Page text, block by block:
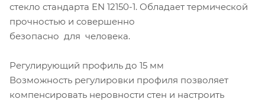
стекло стандарта EN 12150-1. Обладает термической
прочностью и совершенно
безопасно для человека.
Регулирующий профиль до 15 мм
Возможность регулировки профиля позволяет
компенсировать неровности стен и настроить